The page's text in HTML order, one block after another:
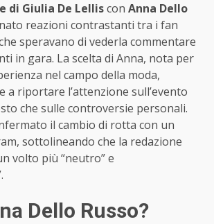
di Giulia De Lelliscon Anna Dello
reazioni contrastanti tra i fan
speravano di vederla commentare
in gara. La scelta di Anna, nota per
nel campo della moda,
a riportare l’attenzione sull’evento
che sulle controversie personali.
il cambio di rotta con un
sottolineando che la redazione
volto più “neutro” e
Dello Russo?